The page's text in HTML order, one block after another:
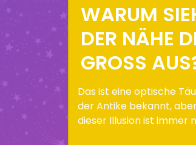
WARUM
DER NÄHE
GROSS AUS?
Das ist eine optische
der Antike bekannt,
dieser Illusion ist immer